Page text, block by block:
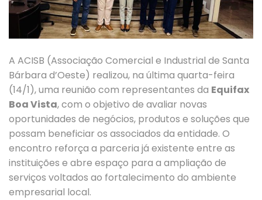
A ACISB (Associação Comercial e Industrial de Santa
Bárbara d’Oeste) realizou, na última quarta-feira
(14/1), uma reunião com representantes da Equifax
Boa Vista, com o objetivo de avaliar novas
oportunidades de negócios, produtos e soluções que
possam beneficiar os associados da entidade. O
encontro reforça a parceria já existente entre as
instituições e abre espaço para a ampliação de
serviços voltados ao fortalecimento do ambiente
empresarial local.